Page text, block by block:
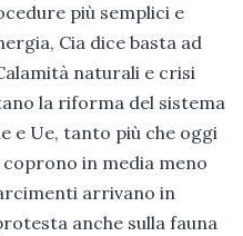
più semplici e
Cia dice basta ad
naturali e crisi
la riforma del sistema
e Ue, tanto più che oggi
in media meno
arrivano in
anche sulla fauna